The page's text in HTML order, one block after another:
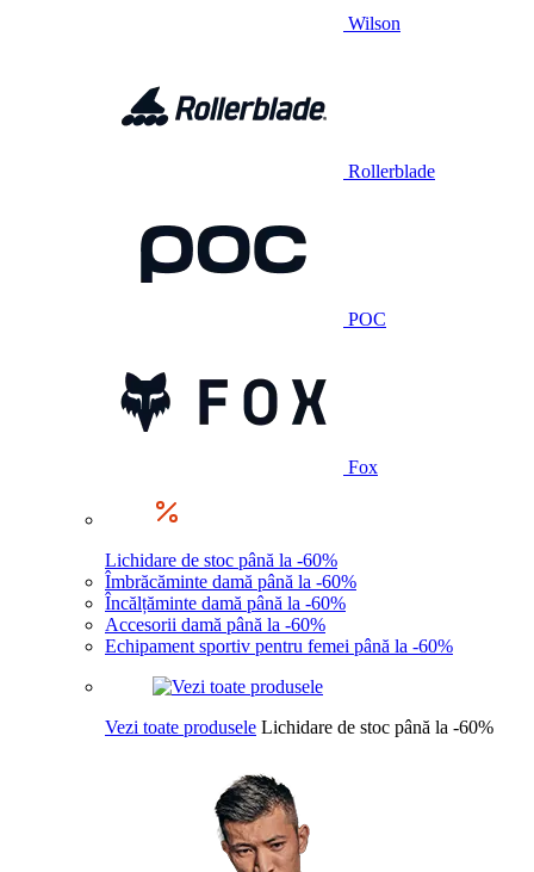
Wilson
Rollerblade
POC
Fox
Lichidare de stoc până la -60%
Îmbrăcăminte damă până la -60%
Încălțăminte damă până la -60%
Accesorii damă până la -60%
Echipament sportiv pentru femei până la -60%
Vezi toate produsele Lichidare de stoc până la -60%